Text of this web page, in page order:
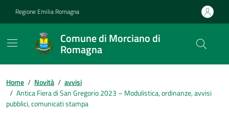
Regione Emilia Romagna
Comune di Morciano di
Romagna
Contenuti in evidenza
Home / Novità / avvisi
/ Antica Fiera di San Gregorio 2023 – Modulistica, ordinanze, avvisi
pubblici, comunicati stampa